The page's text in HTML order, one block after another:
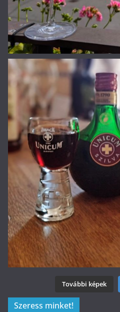
További képek
Szeress minket!